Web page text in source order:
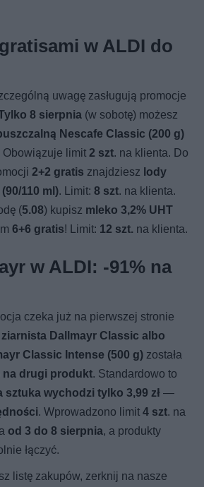
w ALDI do
uwagę zasługują promocje
8 sierpnia (w sobotę) możesz
Nescafe Classic (200 g)
Obowiązuje limit2 szt. na klienta. Do
2+2 gratis znajdziesz lody
110 ml). Limit:8 szt. na klienta.
(5.08) kupisz mleko 3,2% UHT
6+6 gratis! Limit: 12 szt. na klienta.
w ALDI: -91% na
czeka już na pierwszej stronie
Dallmayr Classic albo
Classic Intense (500 g) została
na drugi produkt. Standardowo to
sztuka wychodzi tylko 3,99 zł —
. Wprowadzono limit4 szt. na
od 3 do 8 sierpnia, a produkty
łączyć.
listę zakupów, zerknij na nasze